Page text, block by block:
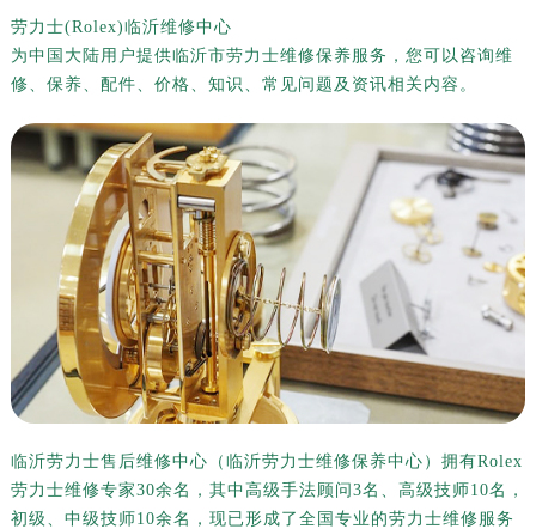
劳力士(Rolex)临沂维修中心
为中国大陆用户提供临沂市劳力士维修保养服务，您可以咨询维
修、保养、配件、价格、知识、常见问题及资讯相关内容。
临沂劳力士售后维修中心（临沂劳力士维修保养中心）拥有Rolex
劳力士维修专家30余名，其中高级手法顾问3名、高级技师10名，
初级、中级技师10余名，现已形成了全国专业的劳力士维修服务